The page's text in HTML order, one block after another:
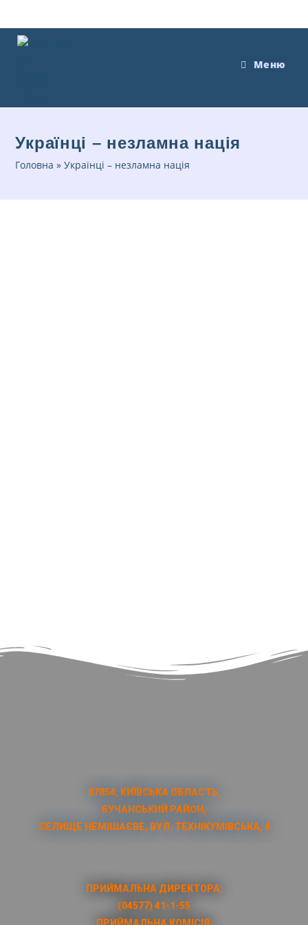
Меню
Українці – незламна нація
Головна »Українці – незламна нація
07854, КИЇВСЬКА ОБЛАСТЬ,
БУЧАНСЬКИЙ РАЙОН,
СЕЛИЩЕ НЕМІШАЄВЕ, ВУЛ. ТЕХНІКУМІВСЬКА, 4
ПРИЙМАЛЬНА ДИРЕКТОРА:
(04577) 41-1-55